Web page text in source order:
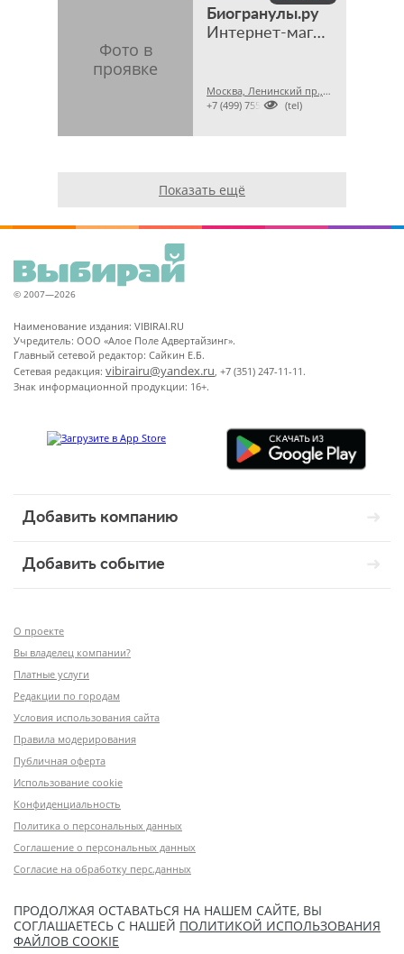
Биогранулы.ру
Интернет-магазин биопрепаратов для септиков и дачных туалетов
Москва, Ленинский пр., 47

+7 (499) 7556309 (tel)
Показать ещё
© 2007—2026
Наименование издания: VIBIRAI.RU
Учредитель: ООО «Алое Поле Адвертайзинг».
Главный сетевой редактор: Сайкин Е.Б.
Сетевая редакция: vibirairu@yandex.ru, +7 (351) 247-11-11.
Знак информационной продукции: 16+.
Добавить компанию
Добавить событие
О проекте
Вы владелец компании?
Платные услуги
Редакции по городам
Условия использования сайта
Правила модерирования
Публичная оферта
Использование cookie
Конфиденциальность
Политика о персональных данных
Соглашение о персональных данных
Согласие на обработку перс.данных
ПРОДОЛЖАЯ ОСТАВАТЬСЯ НА НАШЕМ САЙТЕ, ВЫ
СОГЛАШАЕТЕСЬ С НАШЕЙ ПОЛИТИКОЙ ИСПОЛЬЗОВАНИЯ
ФАЙЛОВ COOKIE